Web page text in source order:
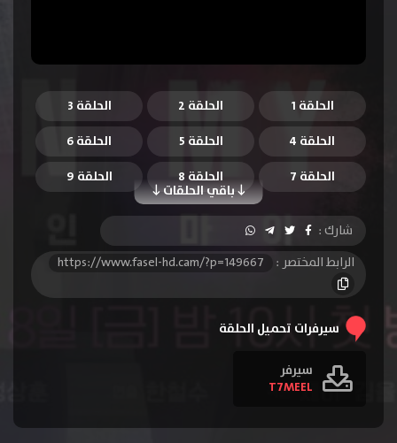
الحلقة 1 الحلقة 2
الحلقة 3
الحلقة 4
الحلقة 5 الحلقة 6
باقي الحلقات
الحلقة 7 الحلقة 8
الحلقة 9
الحلقة 10
الحلقة 11
الحلقة 12
الحلقة 13
الحلقة 14
الحلقة 15
شارك :
الرابط المختصر :
https://www.fasel-hd.cam/?p=149667
سيرفرات تحميل الحلقة
سيرفر
T7MEEL